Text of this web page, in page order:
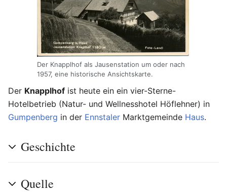
Der Knapplhof als Jausenstation um oder nach
1957, eine historische Ansichtskarte.
Der Knapplhof ist heute ein ein vier-Sterne-
Hotelbetrieb (Natur- und Wellnesshotel Höflehner) in
Gumpenberg in der Ennstaler Marktgemeinde Haus.
Geschichte
Quelle